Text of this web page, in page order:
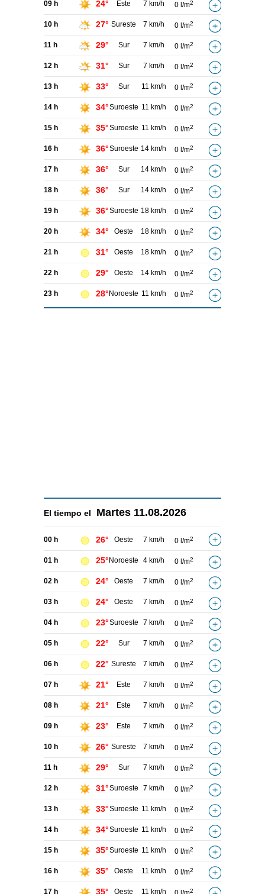
09 h 24° Este 7 km/h 0 l/m2
10 h 27° Sureste 7 km/h 0 l/m2
11 h 29° Sur 7 km/h 0 l/m2
12 h 31° Sur 7 km/h 0 l/m2
13 h 33° Sur 11 km/h 0 l/m2
14 h 34°Suroeste 11 km/h 0 l/m2
15 h 35°Suroeste 11 km/h 0 l/m2
16 h 36°Suroeste 14 km/h 0 l/m2
17 h 36° Sur 14 km/h 0 l/m2
18 h 36° Sur 14 km/h 0 l/m2
19 h 36°Suroeste 18 km/h 0 l/m2
20 h 34° Oeste 18 km/h 0 l/m2
21 h 31° Oeste 18 km/h 0 l/m2
22 h 29° Oeste 14 km/h 0 l/m2
23 h 28° Noroeste 11 km/h 0 l/m2
El tiempo el Martes 11.08.2026
00 h 26° Oeste 7 km/h 0 l/m2
01 h 25° Noroeste 4 km/h 0 l/m2
02 h 24° Oeste 7 km/h 0 l/m2
03 h 24° Oeste 7 km/h 0 l/m2
04 h 23°Suroeste 7 km/h 0 l/m2
05 h 22° Sur 7 km/h 0 l/m2
06 h 22° Sureste 7 km/h 0 l/m2
07 h 21° Este 7 km/h 0 l/m2
08 h 21° Este 7 km/h 0 l/m2
09 h 23° Este 7 km/h 0 l/m2
10 h 26° Sureste 7 km/h 0 l/m2
11 h 29° Sur 7 km/h 0 l/m2
12 h 31°Suroeste 7 km/h 0 l/m2
13 h 33°Suroeste 11 km/h 0 l/m2
14 h 34°Suroeste 11 km/h 0 l/m2
15 h 35°Suroeste 11 km/h 0 l/m2
16 h 35° Oeste 11 km/h 0 l/m2
17 h 35° Oeste 11 km/h 2